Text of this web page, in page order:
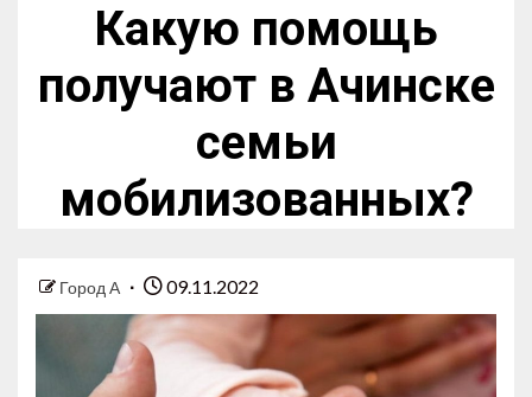
Какую помощь
получают в Ачинске
семьи
мобилизованных?
Город А 09.11.2022